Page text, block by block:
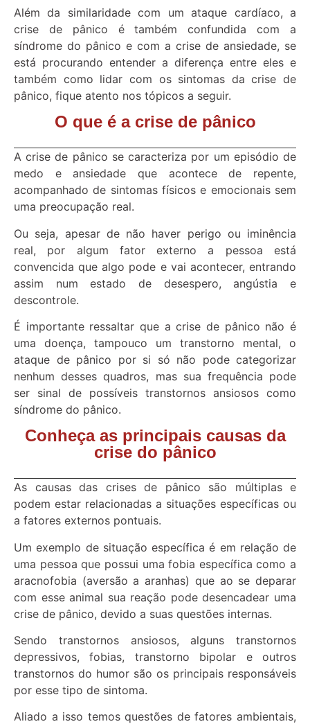
Além da similaridade com um ataque cardíaco, a
crise de pânico é também confundida com a
síndrome do pânico e com a crise de ansiedade, se
está procurando entender a diferença entre eles e
também como lidar com os sintomas da crise de
pânico, fique atento nos tópicos a seguir.
O que é a crise de pânico
A crise de pânico se caracteriza por um episódio de
medo e ansiedade que acontece de repente,
acompanhado de sintomas físicos e emocionais sem
uma preocupação real.
Ou seja, apesar de não haver perigo ou iminência
real, por algum fator externo a pessoa está
convencida que algo pode e vai acontecer, entrando
assim num estado de desespero, angústia e
descontrole.
É importante ressaltar que a crise de pânico não é
uma doença, tampouco um transtorno mental, o
ataque de pânico por si só não pode categorizar
nenhum desses quadros, mas sua frequência pode
ser sinal de possíveis transtornos ansiosos como
síndrome do pânico.
Conheça as principais causas da
crise do pânico
As causas das crises de pânico são múltiplas e
podem estar relacionadas a situações específicas ou
a fatores externos pontuais.
Um exemplo de situação específica é em relação de
uma pessoa que possui uma fobia específica como a
aracnofobia (aversão a aranhas) que ao se deparar
com esse animal sua reação pode desencadear uma
crise de pânico, devido a suas questões internas.
Sendo transtornos ansiosos, alguns transtornos
depressivos, fobias, transtorno bipolar e outros
transtornos do humor são os principais responsáveis
por esse tipo de sintoma.
Aliado a isso temos questões de fatores ambientais,